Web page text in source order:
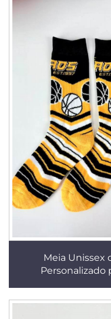
Meia Unissex
Personalizado